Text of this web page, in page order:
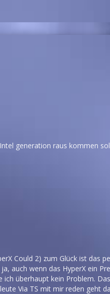
generation raus kommen
Could 2) zum Glück ist das
auch wenn das HyperX ein
überhaupt kein Problem.
Via TS mit mir reden geht